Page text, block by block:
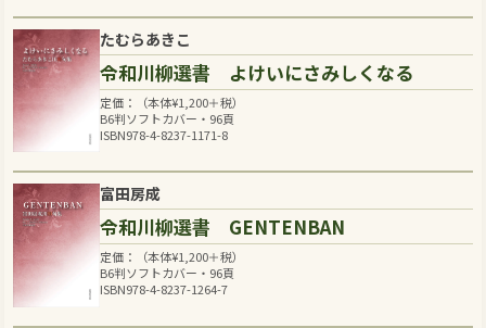
たむらあきこ
令和川柳選書 よけいにさみしくなる
定価：（本体¥1,200＋税）
B6判ソフトカバー・96頁
ISBN978-4-8237-1171-8
富田房成
令和川柳選書 GENTENBAN
定価：（本体¥1,200＋税）
B6判ソフトカバー・96頁
ISBN978-4-8237-1264-7